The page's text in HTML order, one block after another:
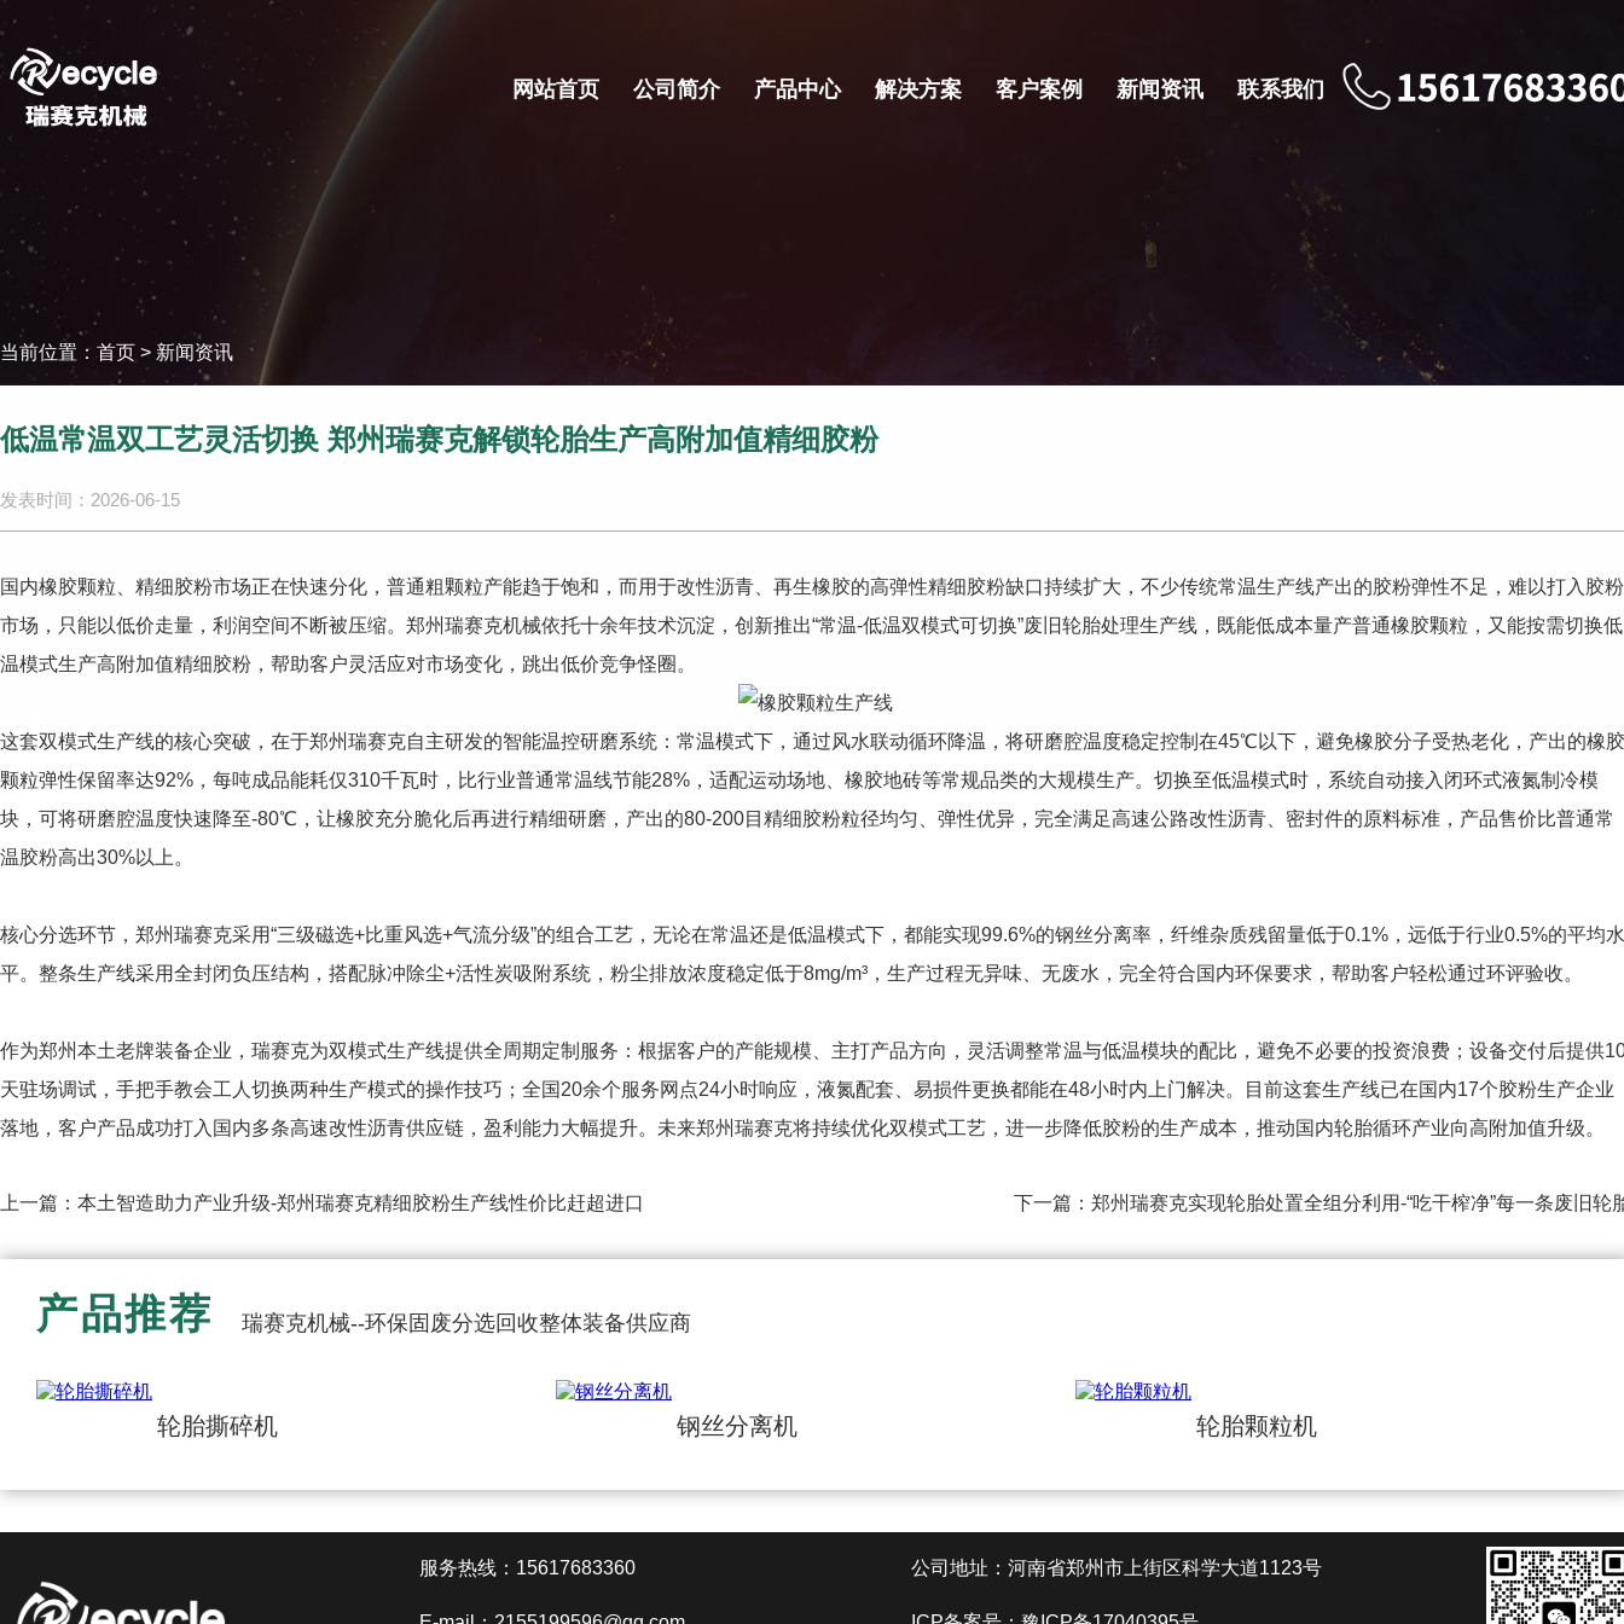
网站首页 公司简介 产品中心 解决方案 客户案例 新闻资讯 联系我们
当前位置： 首页 > 新闻资讯
低温常温双工艺灵活切换 郑州瑞赛克解锁轮胎生产高附加值精细胶粉
发表时间：2026-06-15
国内橡胶颗粒、精细胶粉市场正在快速分化，普通粗颗粒产能趋于饱和，而用于改性沥青、再生橡胶的高弹性精细胶粉缺口持续扩大，不少传统常温生产线产出的胶粉弹性不足，难以打入胶粉
市场，只能以低价走量，利润空间不断被压缩。郑州瑞赛克机械依托十余年技术沉淀，创新推出“常温-低温双模式可切换”废旧轮胎处理生产线，既能低成本量产普通橡胶颗粒，又能按需切换低
温模式生产高附加值精细胶粉，帮助客户灵活应对市场变化，跳出低价竞争怪圈。
这套双模式生产线的核心突破，在于郑州瑞赛克自主研发的智能温控研磨系统：常温模式下，通过风水联动循环降温，将研磨腔温度稳定控制在45℃以下，避免橡胶分子受热老化，产出的橡胶
颗粒弹性保留率达92%，每吨成品能耗仅310千瓦时，比行业普通常温线节能28%，适配运动场地、橡胶地砖等常规品类的大规模生产。切换至低温模式时，系统自动接入闭环式液氮制冷模
块，可将研磨腔温度快速降至-80℃，让橡胶充分脆化后再进行精细研磨，产出的80-200目精细胶粉粒径均匀、弹性优异，完全满足高速公路改性沥青、密封件的原料标准，产品售价比普通常
温胶粉高出30%以上。
核心分选环节，郑州瑞赛克采用“三级磁选+比重风选+气流分级”的组合工艺，无论在常温还是低温模式下，都能实现99.6%的钢丝分离率，纤维杂质残留量低于0.1%，远低于行业0.5%的平均水
平。整条生产线采用全封闭负压结构，搭配脉冲除尘+活性炭吸附系统，粉尘排放浓度稳定低于8mg/m³，生产过程无异味、无废水，完全符合国内环保要求，帮助客户轻松通过环评验收。
作为郑州本土老牌装备企业，瑞赛克为双模式生产线提供全周期定制服务：根据客户的产能规模、主打产品方向，灵活调整常温与低温模块的配比，避免不必要的投资浪费；设备交付后提供
天驻场调试，手把手教会工人切换两种生产模式的操作技巧；全国20余个服务网点24小时响应，液氮配套、易损件更换都能在48小时内上门解决。目前这套生产线已在国内17个胶粉生产企业
落地，客户产品成功打入国内多条高速改性沥青供应链，盈利能力大幅提升。未来郑州瑞赛克将持续优化双模式工艺，进一步降低胶粉的生产成本，推动国内轮胎循环产业向高附加值升级。
上一篇： 本土智造助力产业升级-郑州瑞赛克精细胶粉生产线性价比赶超进口 下一篇： 郑州瑞赛克实现轮胎处置全组分利用-“吃干榨净”每一条废旧轮
产品推荐 瑞赛克机械--环保固废分选回收整体装备供应商
轮胎撕碎机 钢丝分离机 轮胎颗粒机
服务热线：15617683360 公司地址：河南省郑州市上街区科学大道1123号